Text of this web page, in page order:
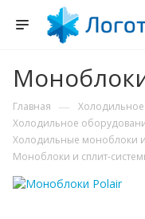
Главная —
Холодильное
Холодильные моноблоки и
Моноблоки и сплит-